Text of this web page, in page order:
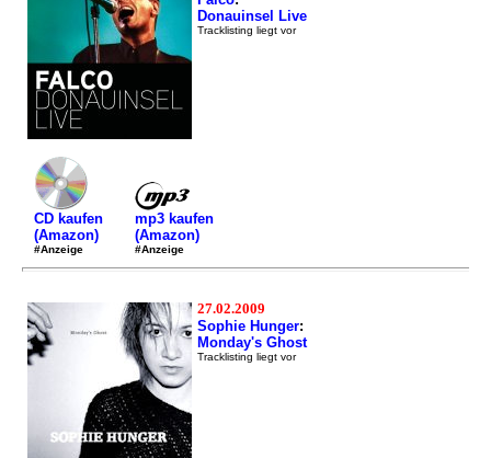
Donauinsel Live
Tracklisting liegt vor
CD kaufen
(Amazon)
#Anzeige
mp3 kaufen
(Amazon)
#Anzeige
27.02.2009
Sophie Hunger:
Monday's Ghost
Tracklisting liegt vor